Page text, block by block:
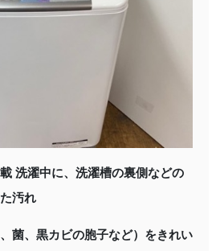
洗濯中に、洗濯槽の裏側などの
汚れ
菌、黒カビの胞子など）をきれい